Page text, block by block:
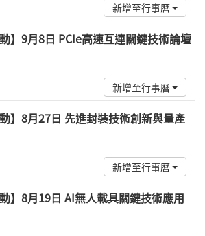
新增至行事曆
動】9月8日 PCIe高速互連關鍵技術論壇
新增至行事曆
動】8月27日 先進封裝技術創新與量產
新增至行事曆
動】8月19日 AI無人載具關鍵技術應用